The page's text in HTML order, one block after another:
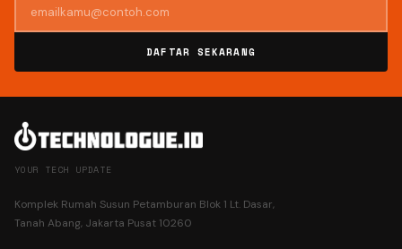
DAFTAR SEKARANG
YOUR TECH UPDATE
Komplek Rumah Susun Petamburan Blok 1 Lt. Dasar,
Tanah Abang, Jakarta Pusat 10260